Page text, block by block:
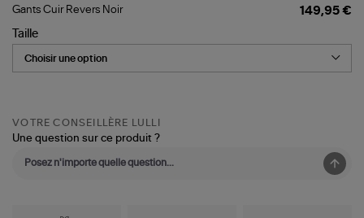
Gants
Revers
Noir
Gants Cuir Revers Noir
149,95 €
Taille
VOTRE CONSEILLÈRE LULLI
Une question sur ce produit ?